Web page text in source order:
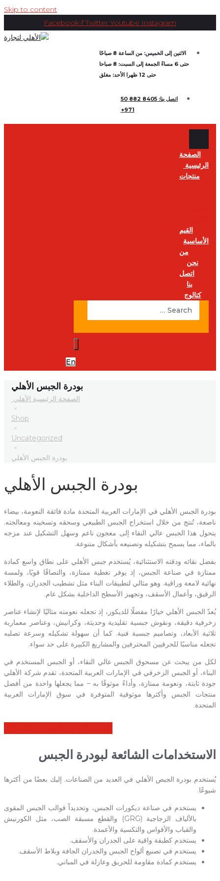
Skip to content
Facebook-f Twitter Youtube Instagram
الاثنين إلى الخميس: من الساعة 8 صباحًا
حتى 6 مساءً الجمعة إلى السبت: 8 صباحا
حتى 12 ظهرا الأحد: مغلق
اتصل بنا: 8405 882 50
971+
الصفحة
الرئيسية
منتجات
القيم
الأساسية
من
نحن
اتصل
بنا
كتالوج
En
بودرة الجبس الأهلي
الصفحة الرئيسية الأهلي
>
Shop
>
Uncategorized
>
بودرة الجبس الأهلي
بودرة الجبس الأهلي
بودرة الجبس الأهلي في الإمارات العربية المتحدة مادة فائقة النعومة، بيضاء
ناصعة، تُنتج من خلال استخراج الجبس الطبيعي وسحقه وتسخينه ومعالجته.
يتحول هذا الجبس عالي النقاء إلى معجون ناعم وسهل التشكيل عند مزجه
بالماء، مما يسمح بتشكيله وتصنيعه بأشكال متنوعة.
بفضل نقائه ودقته الاستثنائية، يُستخدم جبس الأهلي على نطاق واسع كمادة
ممتازة في صناعة الجبس، إذ يوفر تغطية ممتازة، والتصاقًا قويًا، ولمسة
نهائية لامعة وراقية. وهو مثالي لتطبيقات البناء مثل تشطيب الجدران، والطلاء
الرقيق، وأعمال الأسقف، وتجهيز الأسطح الداخلية بشكل عام.
يُعدّ الجبس الأهلي خيارًا مفضلًا للديكور، إذ تجعله نعومته مثاليًا لإنشاء عناصر
زخرفية دقيقة، ونقوش جبسية تقليدية وحديثة، وكرانيش، وعناصر معمارية
ثلاثية الأبعاد، وتصاميم جبسية فنية. كما أن سهولة تشكيله وسرعة تصلبه
تجعله مناسبًا للحرفيين المحترفين والمشاريع الكبيرة على حد سواء.
لكل من يبحث عن مسحوق الجبس عالي النقاء، أو الجبس المستخدم في
البناء، أو الجبس الزخرفي في الإمارات العربية المتحدة، تقدم شركة الأهلي
جودة ثابتة، ونعومة ممتازة، وأداءً موثوقًا به – مما يجعلها واحدة من أفضل
منتجات الجبس وأكثرها موثوقية المتوفرة في سوق الإمارات العربية
المتحدة.
الاستخدامات الشائعة لبودرة الجبس
يُستخدم بودرة الجبص الأهلي في العديد من الصناعات. إليك بعضًا من أكثرها
شيوعًا.
يستخدم في صناعة ديكورات الجبس، وتحديداً قوالب الجبس المقوى
بالألياف الزجاجية (GRG) والقطع مسبقة الصب، مثل الكورنيش
والقباب والأقواس والتكسية والأعمدة.
يستخدم كطبقة واقية على الجدران والأسقف.
يستخدم في تصنيع ألواح الجبس والجدران الجافة وبلاط الأسقف.
يستخدم كمادة مقاومة للحريق وعازلة في المباني.